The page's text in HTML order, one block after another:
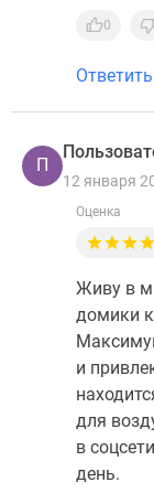
0
Ответить
П
12 января
Оценка
Живу в
домики
и
для
в
день.